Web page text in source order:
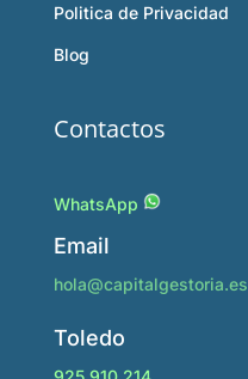
Politica de Privacidad
Blog
Contactos
WhatsApp
Email
hola@capitalgestoria.es
Toledo